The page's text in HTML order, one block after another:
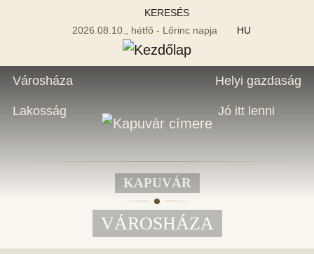
KERESÉS
2026.08.10., hétfő - Lőrinc napja
HU
Városháza
Lakosság
Helyi gazdaság
Jó itt lenni
KAPUVÁR
VÁROSHÁZA